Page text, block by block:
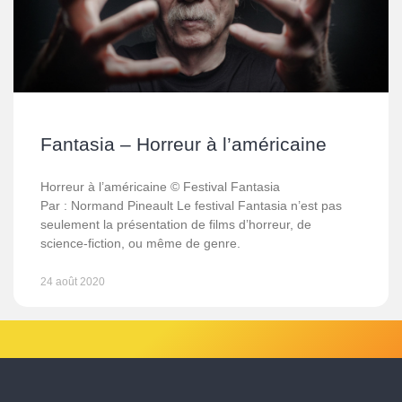
Fantasia – Horreur à l’américaine
Horreur à l’américaine © Festival Fantasia
Par : Normand Pineault Le festival Fantasia n’est pas
seulement la présentation de films d’horreur, de
science-fiction, ou même de genre.
24 août 2020